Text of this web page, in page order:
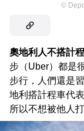
©
奧地利人不搭計
步（Uber）都是
步行，人們還是
地利搭計程車代
所以不想被他人